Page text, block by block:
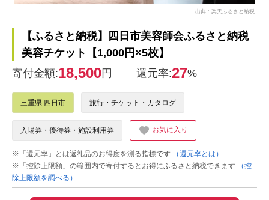
出典：楽天ふるさと納税
【ふるさと納税】四日市美容師会ふるさと納税
美容チケット【1,000円×5枚】
寄付金額:18,500円 還元率:27%
三重県 四日市 旅行・チケット・カタログ
入場券・優待券・施設利用券 お気に入り
※「還元率」とは返礼品のお得度を測る指標です
（還元率とは）
※「控除上限額」の範囲内で寄付するとお得にふるさと納税できます
（控
除上限額を調べる）